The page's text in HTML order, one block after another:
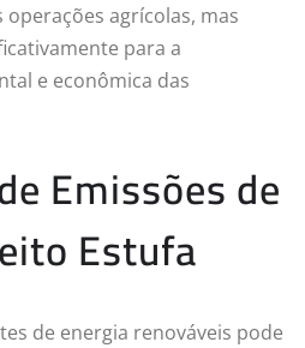
agrícolas, mas
para a
e econômica das
Emissões de
Estufa
de energia renováveis pode